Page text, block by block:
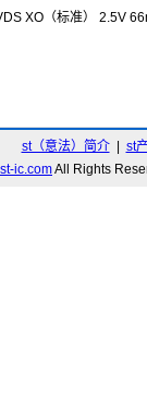
XO（标准） 2.5V
st（意法）简介| st
ic.comAll Rights